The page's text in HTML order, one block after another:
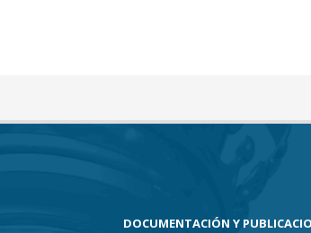
DOCUMENTACIÓN Y